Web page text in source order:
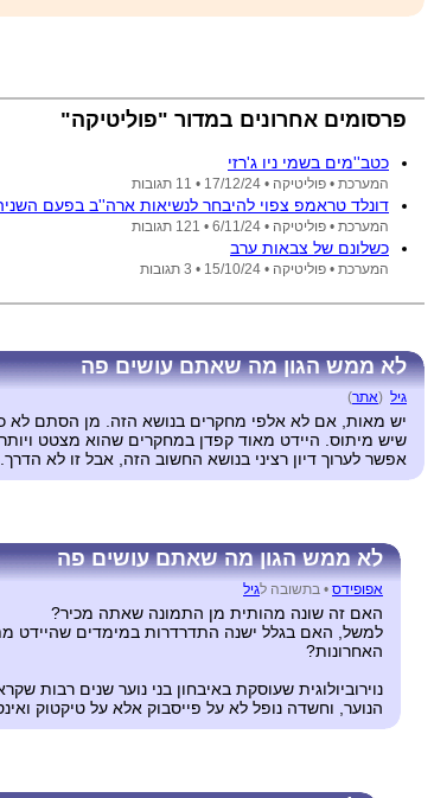
פרסומים אחרונים במדור "פוליטיקה"
כטב''מים בשמי ניו ג'רזי
המערכת • פוליטיקה • 17/12/24 • 11 תגובות
דונלד טראמפ צפוי להיבחר לנשיאות ארה''ב בפעם
המערכת • פוליטיקה • 6/11/24 • 121 תגובות
כשלונם של צבאות ערב
המערכת • פוליטיקה • 15/10/24 • 3 תגובות
לא ממש הגון מה שאתם עושים פה
גיל (אתר)
יש מאות, אם לא אלפי מחקרים בנושא הזה. מן הסתם לא
שיש מיתוס. היידט מאוד קפדן במחקרים שהוא מצטט
אפשר לערוך דיון רציני בנושא החשוב הזה, אבל זו לא הדרך.
לא ממש הגון מה שאתם עושים פה
אפופידס • בתשובה לגיל
האם זה שונה מהותית מן התמונה שאתה מכיר?
למשל, האם בגלל ישנה התדרדרות במימדים שהיידט
האחרונות?
נוירוביולוגית שעוסקת באיבחון בני נוער שנים
הנוער, וחשדה נופל לא על פייסבוק אלא על טיקטוק